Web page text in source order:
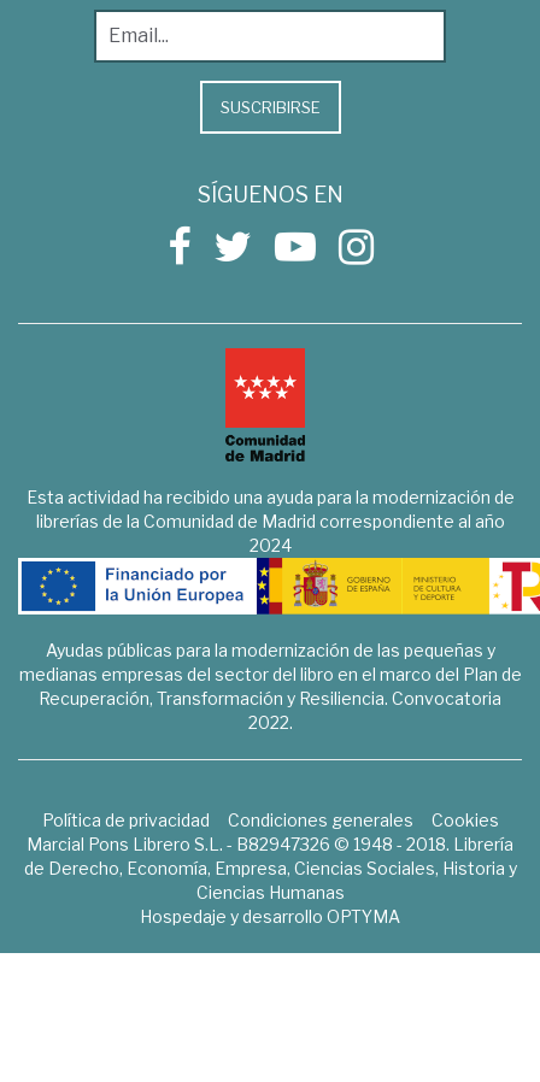
SUSCRIBIRSE
SÍGUENOS EN
Esta actividad ha recibido una ayuda para la modernización de
librerías de la Comunidad de Madrid correspondiente al año
2024
Ayudas públicas para la modernización de las pequeñas y
medianas empresas del sector del libro en el marco del Plan de
Recuperación, Transformación y Resiliencia. Convocatoria
2022.
Política de privacidad Condiciones generales
Cookies
Marcial Pons Librero S.L. - B82947326 © 1948 - 2018. Librería
de Derecho, Economía, Empresa, Ciencias Sociales, Historia y
Ciencias Humanas
Hospedaje y desarrollo OPTYMA